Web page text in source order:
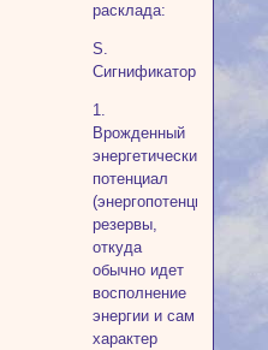
расклада:
S.
Сигнификатор
1.
Врожденный
энергетический
потенциал
(энергопотенциал,
резервы,
откуда
обычно идет
восполнение
энергии и сам
характер